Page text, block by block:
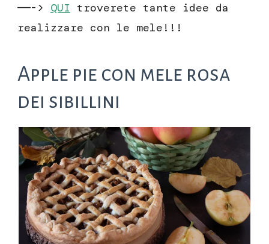
——-> QUI troverete tante idee da
realizzare con le mele!!!
Apple pie con mele rosa
dei sibillini